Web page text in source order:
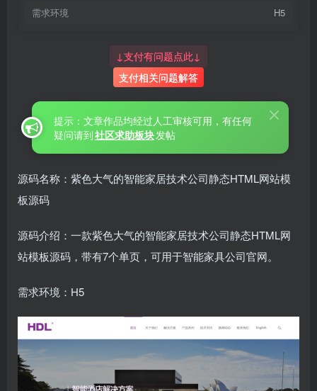
需求环境 H5
↓支付有问题点此↓
支付相关问题解答
提示：文章作品均经过人工审核可用，有任何
疑问请到社区求助板块发帖
源码名称：紫色大气的智能家居技术公司静态HTML网站模
板源码
源码介绍：一款紫色大气的智能家居技术公司静态HTML网
站模板源码，带有7个单页，可用于智能家具公司官网。
需求环境：H5